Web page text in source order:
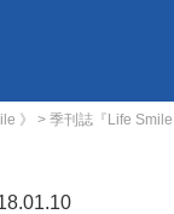
》 > 季刊誌『Life